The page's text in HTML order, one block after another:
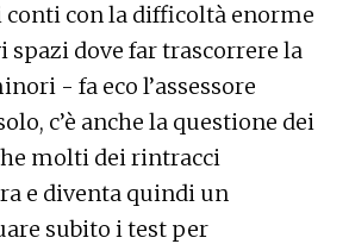
conti con la difficoltà enorme
spazi dove far trascorrere la
- fa eco l’assessore
c’è anche la questione dei
molti dei rintracci
e diventa quindi un
subito i test per